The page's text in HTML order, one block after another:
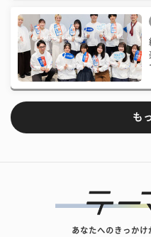
も
あなたへのきっかけ